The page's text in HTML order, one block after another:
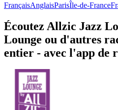
FrançaisAnglaisParisÎle-de-France
Écoutez Allzic Jazz
Lounge ou d'autres
entier - avec l'app de